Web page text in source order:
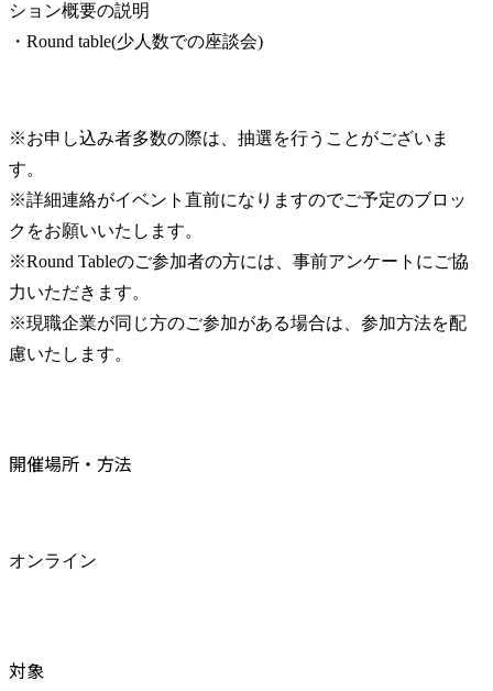
ション概要の説明
・Round table(少人数での座談会)
※お申し込み者多数の際は、抽選を行うことがございま
す。
※詳細連絡がイベント直前になりますのでご予定のブロッ
クをお願いいたします。
※Round Tableのご参加者の方には、事前アンケートにご協
力いただきます。
※現職企業が同じ方のご参加がある場合は、参加方法を配
慮いたします。
開催場所・方法
オンライン
対象